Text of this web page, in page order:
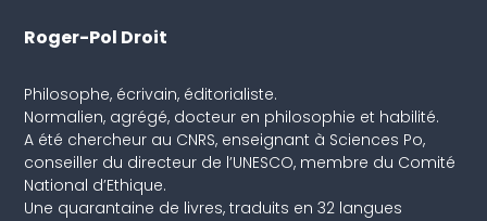
Roger-Pol Droit
Philosophe, écrivain, éditorialiste.
Normalien, agrégé, docteur en philosophie et habilité.
A été chercheur au CNRS, enseignant à Sciences Po,
conseiller du directeur de l’UNESCO, membre du Comité
National d’Ethique.
Une quarantaine de livres, traduits en 32 langues